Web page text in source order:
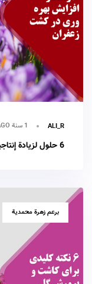
ALI_R 1 سنة AGO
6 حلول لزيادة إنتاجية زراعة الزعفران
برعم زهرة محمدية